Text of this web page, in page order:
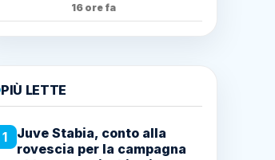
16 ore fa
PIÙ LETTE
1
Juve Stabia, conto alla
rovescia per la campagna